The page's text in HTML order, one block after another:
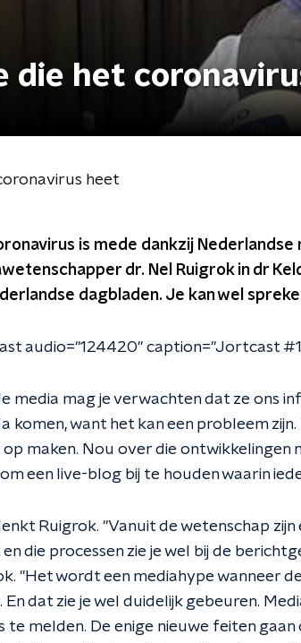
die het
heet
is mede dankzij
dr. Nel Ruigrok in dr
dagbladen. Je kan wel
audio="124420" caption="Jortcast
media mag je verwachten dat ze ons
komen, want het kan een probleem
op maken. Nou over die ontwikkelingen
een live-blog bij te houden waarin
Ruigrok. "Vanuit de wetenschap
die processen zie je wel bij de
"Het wordt een mediahype wanneer
En dat zie je wel duidelijk gebeuren.
te melden. De enige nieuwe feiten